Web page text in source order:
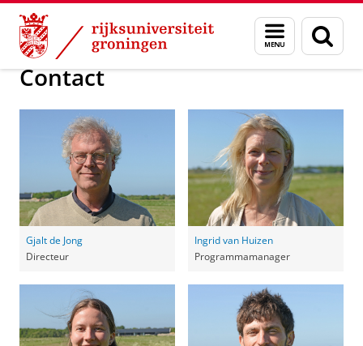
Skip
Content
Skip
Navigation
Menu
en
zoeken
Centrum voor Duurzame Landbouw Transitie
Contact
Gjalt de Jong
Directeur
Ingrid van Huizen
Programmamanager